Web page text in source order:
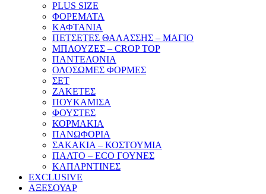
PLUS SIZE
ΦΟΡΕΜΑΤΑ
ΚΑΦΤΑΝΙΑ
ΠΕΤΣΕΤΕΣ ΘΑΛΑΣΣΗΣ – ΜΑΓΙΟ
ΜΠΛΟΥΖΕΣ – CROP TOP
ΠΑΝΤΕΛΟΝΙΑ
ΟΛΟΣΩΜΕΣ ΦΟΡΜΕΣ
ΣΕΤ
ΖΑΚΕΤΕΣ
ΠΟΥΚΑΜΙΣΑ
ΦΟΥΣΤΕΣ
ΚΟΡΜΑΚΙΑ
ΠΑΝΩΦΟΡΙΑ
ΣΑΚΑΚΙΑ – ΚΟΣΤΟΥΜΙΑ
ΠΑΛΤΟ – ECO ΓΟΥΝΕΣ
ΚΑΠΑΡΝΤΙΝΕΣ
EXCLUSIVE
ΑΞΕΣΟΥΑΡ